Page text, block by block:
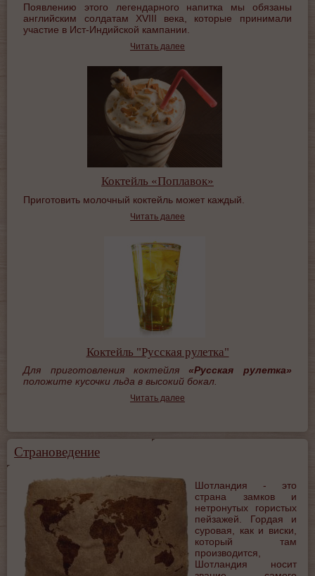
Появлению этого легендарного напитка мы обязаны
английским солдатам ХVIII века, которые принимали
участие в Ист-Индийской кампании.
Читать далее
Коктейль «Поплавок»
Приготовить молочный коктейль может каждый.
Читать далее
Коктейль "Русская рулетка"
Для приготовления коктейля«Русская рулетка»
положите кусочки льда в высокий бокал.
Читать далее
Страноведение
Шотландия - это
страна замков и
нетронутых гористых
пейзажей. Гордая и
суровая, как и виски,
который там
производится,
Шотландия носит